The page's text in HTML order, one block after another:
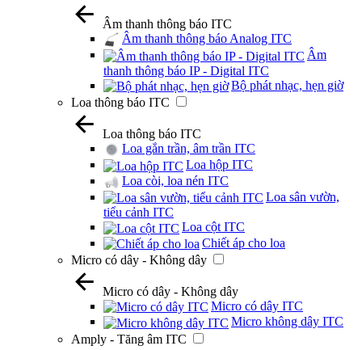
Âm thanh thông báo ITC
Âm thanh thông báo Analog ITC
Âm
thanh thông báo IP - Digital ITC
Bộ phát nhạc, hẹn giờ
Loa thông báo ITC
Loa thông báo ITC
Loa gắn trần, âm trần ITC
Loa hộp ITC
Loa còi, loa nén ITC
Loa sân vườn,
tiểu cảnh ITC
Loa cột ITC
Chiết áp cho loa
Micro có dây - Không dây
Micro có dây - Không dây
Micro có dây ITC
Micro không dây ITC
Amply - Tăng âm ITC